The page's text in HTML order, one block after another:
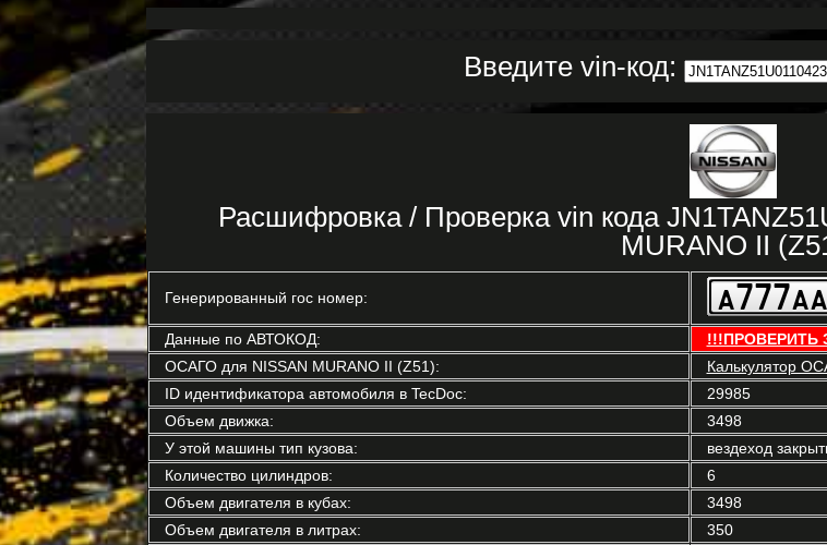
Введите vin-код:
Расшифровка / Проверка vin кода
MURANO II
Генерированный гос номер:
Данные по АВТОКОД:
!!!ПРОВЕРИТЬ
ОСАГО для NISSAN MURANO II (Z51):
Калькулятор
ID идентификатора автомобиля в TecDoc:
29985
Объем движка:
3498
У этой машины тип кузова:
вездеход
Количество цилиндров:
6
Объем двигателя в кубах:
3498
Объем двигателя в литрах:
350